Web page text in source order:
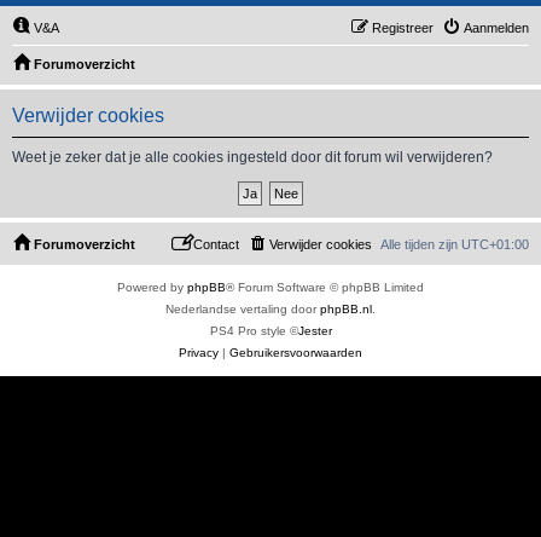
V&A Aanmelden
Registreer
Forumoverzicht
Verwijder cookies
Weet je zeker dat je alle cookies ingesteld door dit forum wil verwijderen?
Forumoverzicht Alle tijden zijn UTC+01:00
Verwijder cookies
Contact
Powered by phpBB® Forum Software © phpBB Limited
Nederlandse vertaling doorphpBB.nl
PS4 Pro style ©Jester
Privacy | Gebruikersvoorwaarden